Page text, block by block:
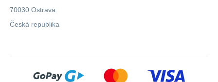
70030 Ostrava
Česká republika